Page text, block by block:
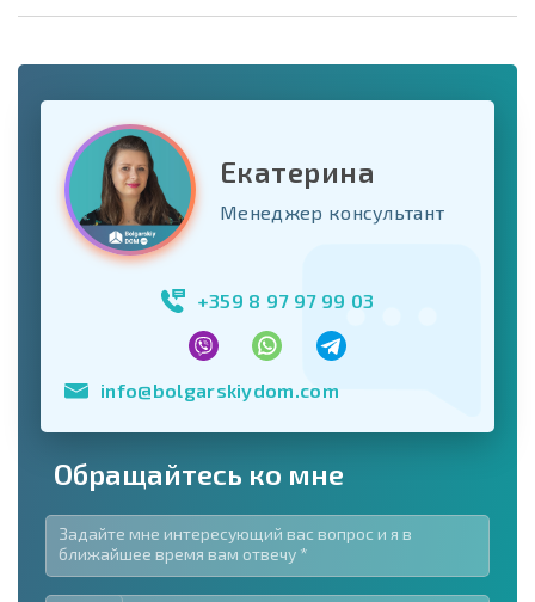
Екатерина
Менеджер консультант
+359 8 97 97 99 03
info@bolgarskiydom.com
Обращайтесь ко мне